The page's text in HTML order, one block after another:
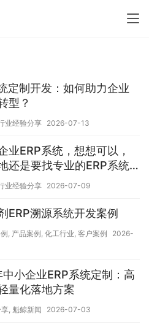
定制开发：如何助力企业
型？
业经验分享 2026-07-13
业ERP系统，想想可以，
还是要找专业的ERP系统
公司！
业经验分享 2026-07-09
ERP溯源系统开发案例
, 产品案例, 化工行业, 客户案例
2026-
小企业ERP系统定制：高
量化落地方案
, 魁鲸新闻 2026-07-03